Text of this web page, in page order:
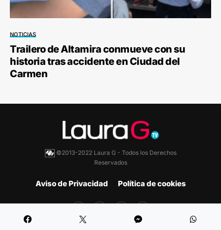
NOTICIAS
Trailero de Altamira conmueve con su
historia tras accidente en Ciudad del
Carmen
©2013-2022 Laura G - Todos los Derechos
Reservados
Aviso de Privacidad Política de cookies